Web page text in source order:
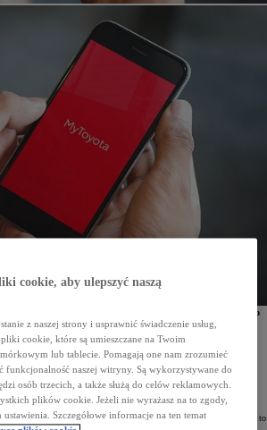
od tego, co chcemy zrobić, istnieje już aplikacja, która nam to
„apkom”, dzięki którym obsługa naszego auta,
samochodem staną się prostsze i przyjemniejsze.
Toyoty
auto jest zawsze pod kontrolą. MyToyota pozwala na zupełnie nowy,
sprawia, że jego codzienna obsługa jest prosta i natychmiastowa.
m.in. taką funkcję, jak zdalne sterowanie, które umożliwia
schłodzić lub ogrzać wnętrze przed jazdą – z dowolnego miejsca. Ma to
zelektryfikowanych i elektrycznych, ponieważ przygotowanie
cookie, aby ulepszyć naszą
z naszej strony i usprawnić świadczenie usług,
cookie, które są umieszczane na Twoim
lub tablecie. Pomagają one nam zrozumieć
funkcjonalność naszej witryny. Są wykorzystywane do
osób trzecich, a także służą do celów reklamowych.
plików cookie. Jeżeli nie wyrażasz na to zgody,
ustawienia. Szczegółowe informacje na ten temat